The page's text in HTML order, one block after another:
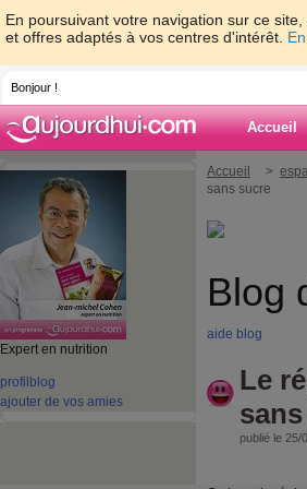
En poursuivant votre navigation sur ce
et offres adaptés à vos centres d'intérêt.
Bonjour !
Accueil
Expert en nutrition
profil blog
ajouter de vos amies
Accueil >
sans sucre
Blog
aide blog
Le
publié le 25/